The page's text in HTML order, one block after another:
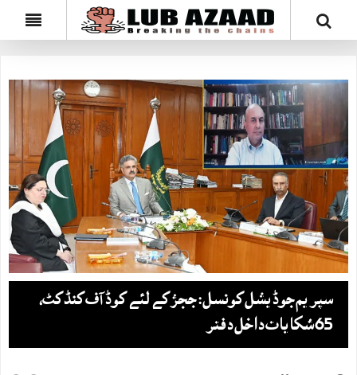
سپریم جوڈیشل کونسل: ججز کے لئے کوڈ آف کنڈکٹ،
65 شکایات داخل دفتر